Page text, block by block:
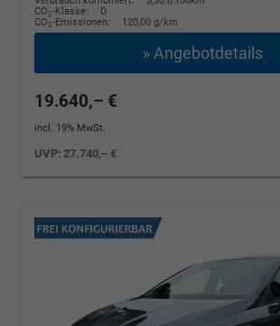
CO2-Klasse:
D
CO2-Emissionen: 120,00 g/km
» Angebotdetails
19.640,– €
incl. 19% MwSt.
UVP:27.740,– €